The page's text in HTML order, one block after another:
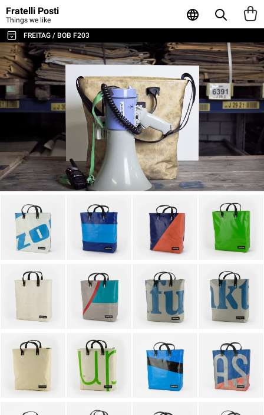
Fratelli Posti
Things we like
FREITAG / BOB F203
TUTTE LE BORSE E GLI ACCESSORI
BORSE A TRACOLLA E MESSENGER
ZAINI
SPORT E VIAGGI
BORSE PORTA LAPTOP
TOTE E SHOPPER
PORTAFOGLI E PORTACARTE
POUCH E CONTENITORI
CUSTODIE PER LAPTOP
AGENDA & NOTEBOOK
PORTACHIAVI
ALTRI ACCESSORI